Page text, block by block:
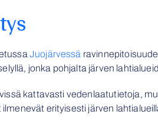
Juojärvessä
jonka pohjalta järven
kattavasti vedenlaatutietoja,
erityisesti järven